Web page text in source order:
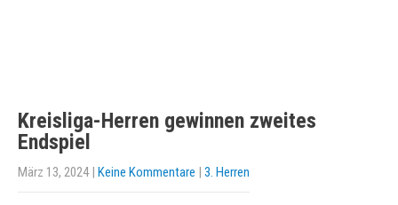
Kreisliga-Herren gewinnen zweites
Endspiel
März 13, 2024| Keine Kommentare | 3. Herren